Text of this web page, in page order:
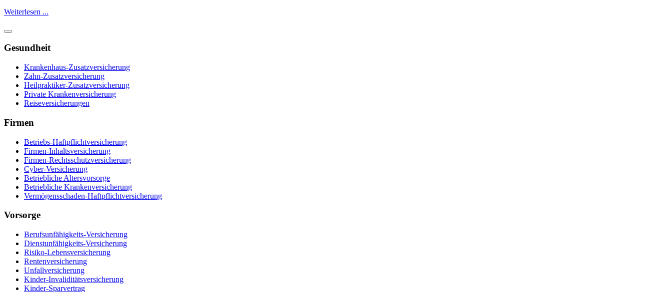
Weiterlesen ...
Gesundheit
Krankenhaus-Zusatzversicherung
Zahn-Zusatzversicherung
Heilpraktiker-Zusatzversicherung
Private Krankenversicherung
Reiseversicherungen
Firmen
Betriebs-Haftpflichtversicherung
Firmen-Inhaltsversicherung
Firmen-Rechtsschutzversicherung
Cyber-Versicherung
Betriebliche Altersvorsorge
Betriebliche Krankenversicherung
Vermögensschaden-Haftpflichtversicherung
Vorsorge
Berufsunfähigkeits-Versicherung
Dienstunfähigkeits-Versicherung
Risiko-Lebensversicherung
Rentenversicherung
Unfallversicherung
Kinder-Invaliditätsversicherung
Kinder-Sparvertrag